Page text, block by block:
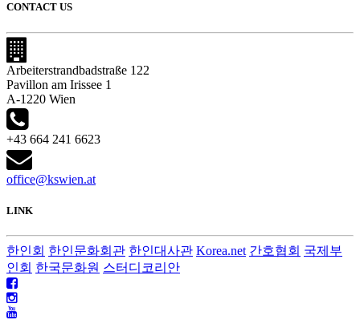
CONTACT US
Arbeiterstrandbadstraße 122
Pavillon am Irissee 1
A-1220 Wien
+43 664 241 6623
office@kswien.at
LINK
한인회 한인문화회관 한인대사관 Korea.net 간호협회 국제부
인회 한국문화원 스터디코리안